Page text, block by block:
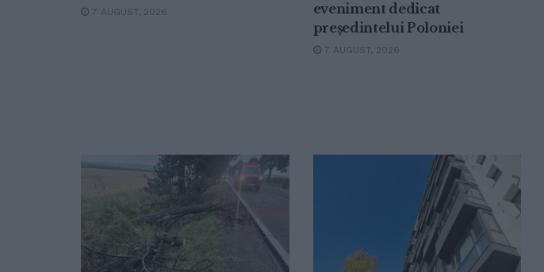
7 AUGUST, 2026
eveniment dedicat
președintelui Poloniei
7 AUGUST, 2026